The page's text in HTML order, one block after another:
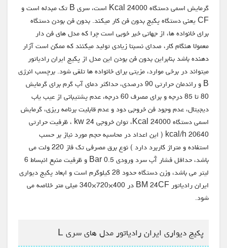
گرمایش اسمی دستگاه 24000 Kcal است، سری B تک مبدله است و
CF یعنی دستگاه پکیج بدون فن کار میکند. بدون فن بودن دستگاه
برای خانواده ها، از جهاتی خبر خوبی است چرا که مدل های فن دار
معمولا هنگام کار، صدای نسبتا زیادی تولید میکنند که ممکن است آزار
دهنده باشد بنابراین بدون فن بودن این مدل از پکیج ایران رادیاتور
میتواند در برخی موارد، مزیتی برای خانواده ها تلقی شود. برچسب انرژی
B و راندمان حرارتی 90 درصدی، حداکثر دمای آب گرم برای گرمایش
80 تا 85 درجه و برای مصرف 60 درجه، عدم پشتیبانی از عیب یاب
دیجیتال، عدم وجود فن خروجی دود و عدم قابلیت برنامه ریزی، گرمایش
اسمی دستگاه 24000 Kcal، توان خروجی 24 kw ، ظرفیت حرارتی
20640 kcal/h ( این اعداد در محاسبه حجم مورد نیاز بر حسب
استفاده و متراژ کاربرد دارد ) نوع برق مصرفی تک فاز 220 ولت می
باشد، حداقل فشار آّب سرد ورودی 0.5 Bar و ظرفیت منبع انبساط 6
لیتر می باشد، وزن دستگاه حدود 28 کیلوگرم است و ابعاد پکیج دیواری
ایران رادیاتور BM 24CF در 400×720×340 میلی متر خلاصه می
شود.
پکیج دیواری ایران رادیاتور مدل های سری L